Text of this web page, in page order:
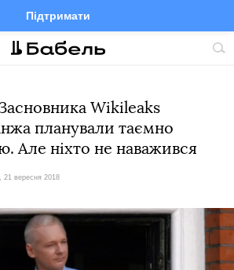
Підтримати
FacebookTelegramTwitter
Wikileaks
планували таємно
Але ніхто не наважився
21 вересня 2018